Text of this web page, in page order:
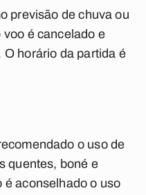
previsão de chuva ou
é cancelado e
horário da partida é
o uso de
quentes, boné e
é aconselhado o uso